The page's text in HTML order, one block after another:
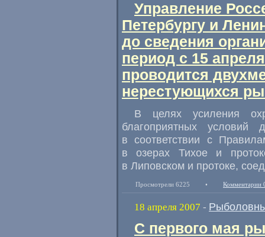
Управление
Петербургу и
до сведения
период с 15
проводится
нерестующихся
В целях усиления
благоприятных условий
в соответствии с
в озерах Тихое и
в Липовском и протоке,
Просмотрели 6225 • Комментарии
18 апреля 2007 -
С первого мая